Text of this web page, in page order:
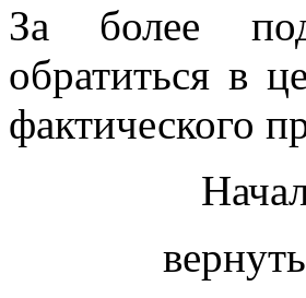
За более
обратиться в
фактического